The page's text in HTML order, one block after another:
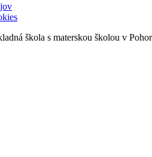
škola s materskou školou v